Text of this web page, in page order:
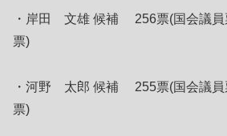
・岸田 文雄 候補 256票(国会議員
票)
・河野 太郎 候補 255票(国会議員
票)